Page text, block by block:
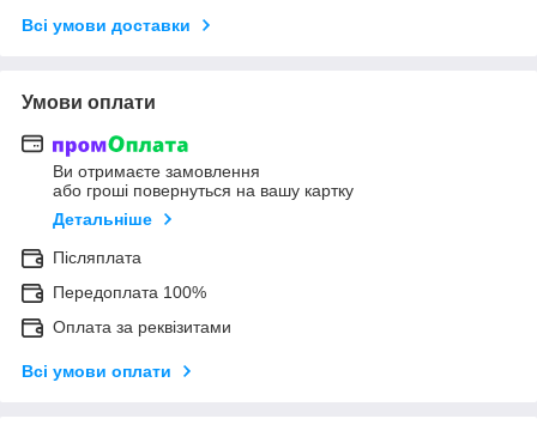
Всі умови доставки
Умови оплати
Ви отримаєте замовлення
або гроші повернуться на вашу картку
Детальніше
Післяплата
Передоплата 100%
Оплата за реквізитами
Всі умови оплати